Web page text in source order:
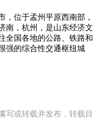
，位于孟州平原西南部，
南，杭州，是山东经济文
全国各地的公路、铁路和
强的综合性交通枢纽城
写或转载并发布，转载目